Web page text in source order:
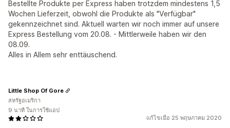
Bestellte Produkte per Express haben trotzdem mindestens 1,5
Wochen Lieferzeit, obwohl die Produkte als "Verfügbar"
gekennzeichnet sind. Aktuell warten wir noch immer auf unsere
Express Bestellung vom 20.08. - Mittlerweile haben wir den
08.09.
Alles in Allem sehr enttäuschend.
แก้ไขเมื่อ 25 พฤษภาคม 2020
Little Shop Of Gore
สหรัฐอเมริกา
9 นาที ในการใช้แอป